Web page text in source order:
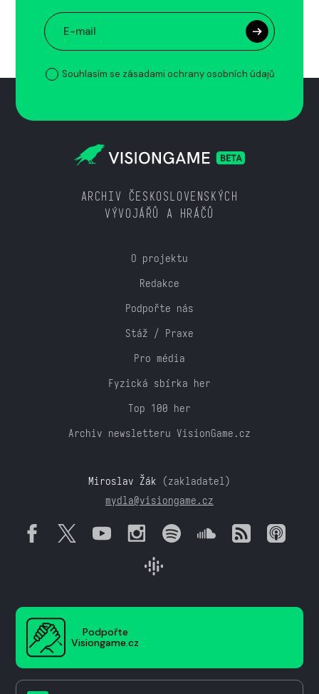
Souhlasím se zásadami ochrany osobních údajů
ARCHIV ČESKOSLOVENSKÝCH
VÝVOJÁŘŮ A HRÁČŮ
O projektu
Redakce
Podpořte nás
Stáž / Praxe
Pro média
Fyzická sbírka her
Top 100 her
Archiv newsletteru VisionGame.cz
Miroslav Žák (zakladatel)
mydla@visiongame.cz
Podpořte
Visiongame.cz